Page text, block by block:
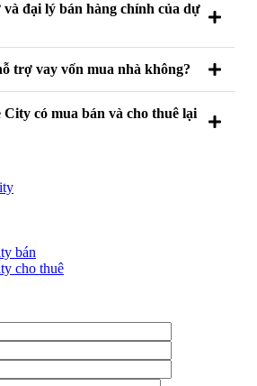
đại lý bán hàng chính của dự
trợ vay vốn mua nhà không?
có mua bán và cho thuê lại
bán
cho thuê